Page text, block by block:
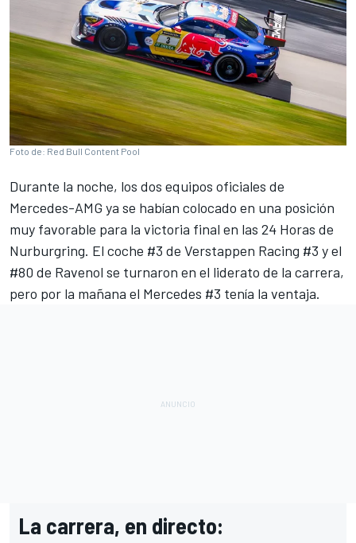
Foto de: Red Bull Content Pool
Durante la noche, los dos equipos oficiales de
Mercedes-AMG ya se habían colocado en una posición
muy favorable para la victoria final en las 24 Horas de
Nurburgring. El coche #3 de Verstappen Racing #3 y el
#80 de Ravenol se turnaron en el liderato de la carrera,
pero por la mañana el Mercedes #3 tenía la ventaja.
La carrera, en directo: